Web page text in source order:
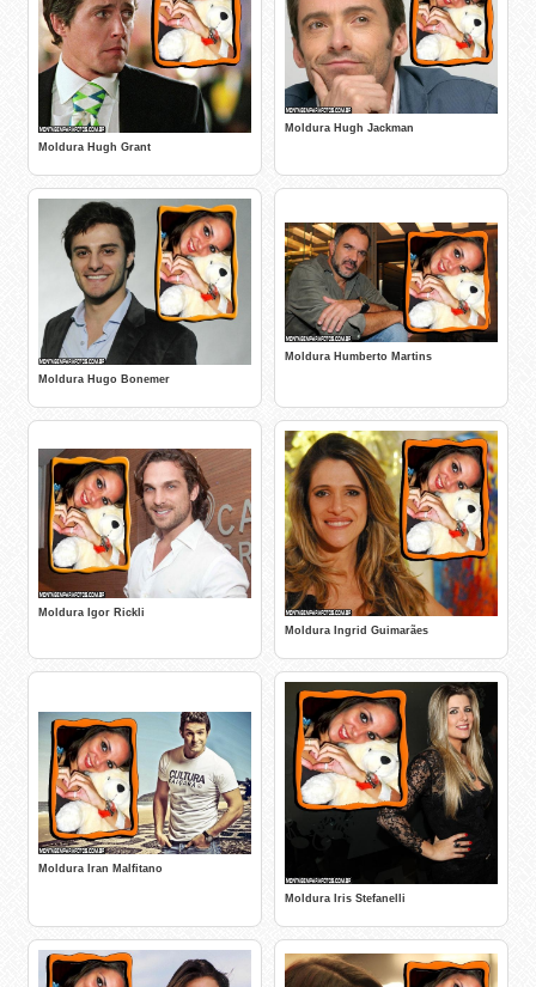
Moldura Hugh Grant
Moldura Hugh Jackman
Moldura Hugo Bonemer
Moldura Humberto Martins
Moldura Igor Rickli
Moldura Ingrid Guimarães
Moldura Iran Malfitano
Moldura Iris Stefanelli